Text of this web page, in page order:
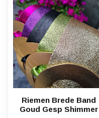
Riemen Brede Band
Goud Gesp Shimmer